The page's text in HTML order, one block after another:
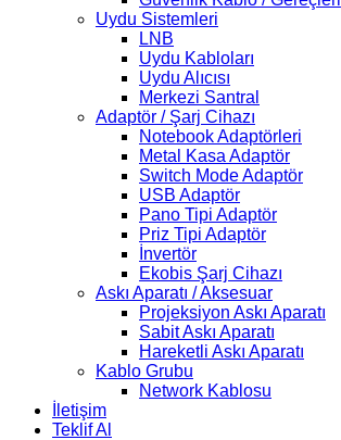
Uydu Sistemleri
LNB
Uydu Kabloları
Uydu Alıcısı
Merkezi Santral
Adaptör / Şarj Cihazı
Notebook Adaptörleri
Metal Kasa Adaptör
Switch Mode Adaptör
USB Adaptör
Pano Tipi Adaptör
Priz Tipi Adaptör
İnvertör
Ekobis Şarj Cihazı
Askı Aparatı / Aksesuar
Projeksiyon Askı Aparatı
Sabit Askı Aparatı
Hareketli Askı Aparatı
Kablo Grubu
Network Kablosu
İletişim
Teklif Al